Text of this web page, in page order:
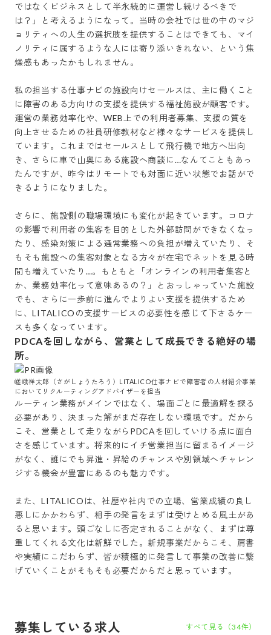
ではなくビジネスとして半永続的に運営し続けるべきで
は？」と考えるようになって。当時の会社では世の中のマジ
ョリティへの人生の選択肢を提供することはできても、マイ
ノリティに属するような人には寄り添いきれない、という焦
燥感もあったかもしれません。
私の担当する仕事ナビの施設向けセールスは、主に働くこと
に障害のある方向けの支援を提供する福祉施設が顧客です。
運営の業務効率化や、WEB上での利用者募集、支援の質を
向上させるための社員研修教材など様々なサービスを提供し
ています。これまではセールスとして飛行機で地方へ出向
き、さらに車で山奥にある施設へ商談に…なんてこともあっ
たんですが、昨今はリモートでも対面に近い状態でお話がで
きるようになりました。
さらに、施設側の職場環境にも変化が起きています。コロナ
の影響で利用者の集客を目的とした外部訪問ができなくなっ
たり、感染対策による通常業務への負担が増えていたり、そ
もそも施設への集客対象となる方々が在宅でネットを見る時
間も増えていたり…。もともと「オンラインの利用者集客と
か、業務効率化って意味あるの？」とおっしゃっていた施設
でも、さらに一歩前に進んでよりよい支援を提供するため
に、LITALICOの支援サービスの必要性を感じて下さるケー
スも多くなっています。
PDCAを回しながら、営業として成長できる絶好の場
所。
嵯峨祥太郎（さがしょうたろう）LITALICO仕事ナビで障害者の人材紹介事業
においてリクルーティングアドバイザーを担当
ルーティン業務がメインではなく、場面ごとに最適解を探る
必要があり、決まった解がまだ存在しない環境です。だから
こそ、営業として走りながらPDCAを回していける点に面白
さを感じています。将来的にイチ営業担当に留まるイメージ
がなく、誰にでも昇進・昇給のチャンスや別領域へチャレン
ジする機会が豊富にあるのも魅力です。
また、LITALICOは、社歴や社内での立場、営業成績の良し
悪しにかかわらず、相手の発言をまずは受けとめる風土があ
ると思います。頭ごなしに否定されることがなく、まずは尊
重してくれる文化は新鮮でした。新規事業だからこそ、肩書
や実績にこだわらず、皆が積極的に発言して事業の改善に繋
げていくことがそもそも必要だからだと思っています。
募集している求人 すべて見る（34件）